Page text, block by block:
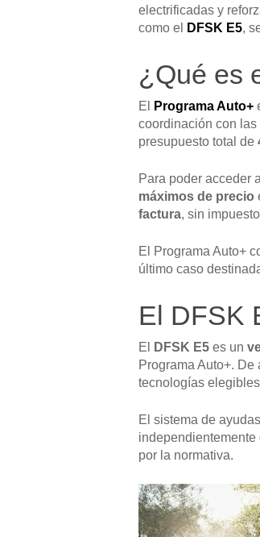
electrificadas y
como el
DFSK E5,
¿Qué es
El Programa Auto+
coordinación con
presupuesto total de
Para poder acceder
máximos de precio
factura, sin
El Programa Auto+
último caso
El DFSK
El DFSK E5 es un
Programa Auto+.
tecnologías
El sistema de
por la normativa.